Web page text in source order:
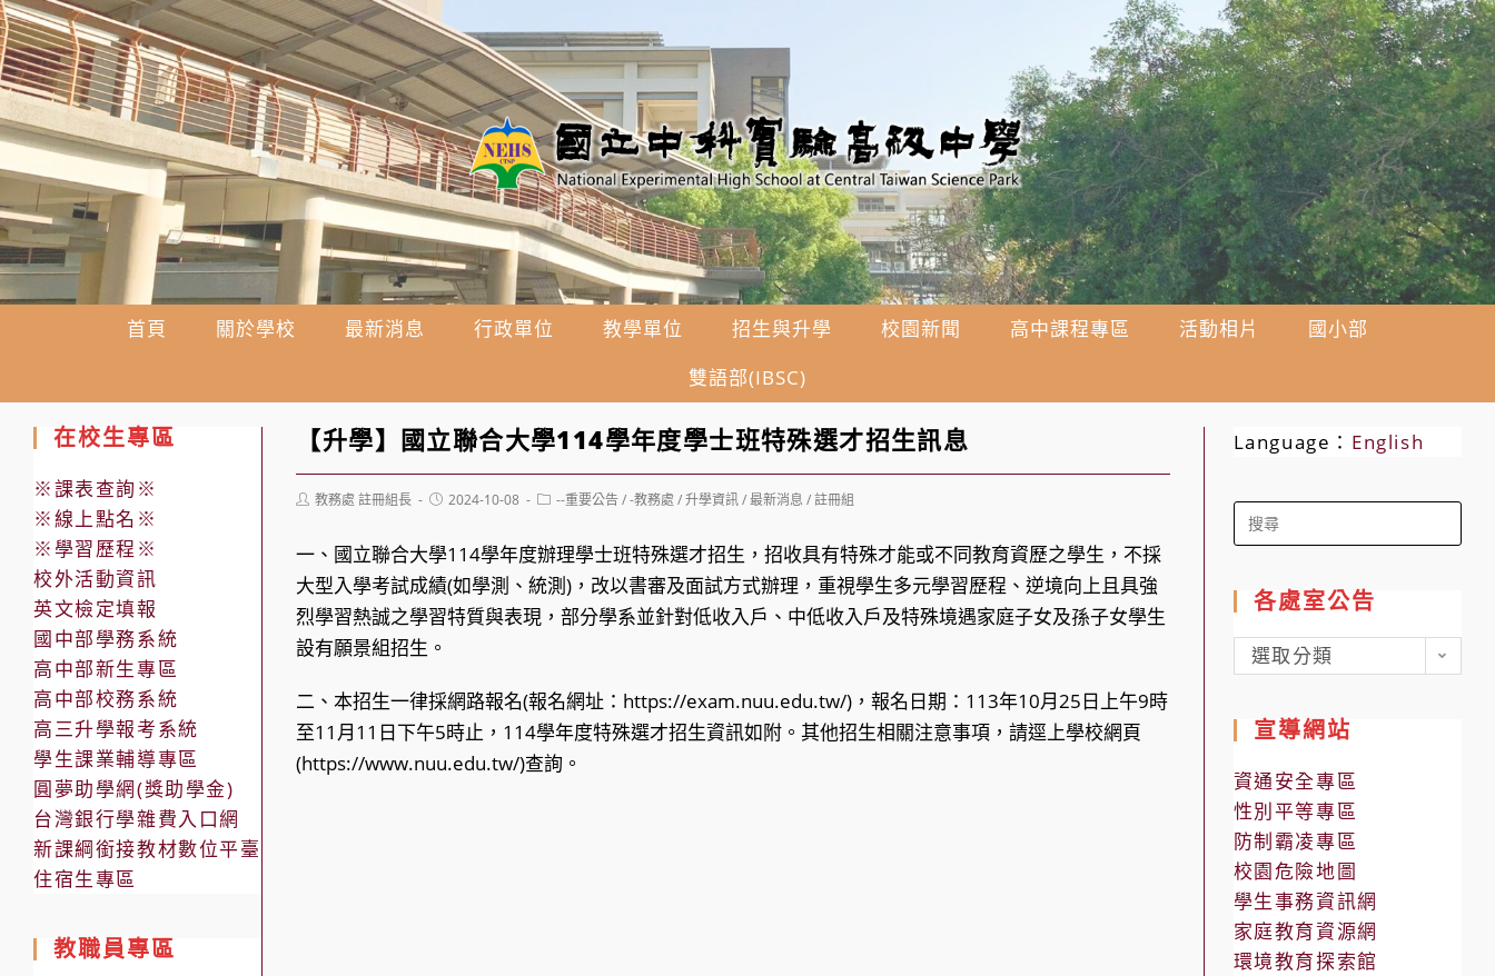
跳
轉
至
主
要
內
容
首頁 關於學校 最新消息 行政單位 教學單位 招生與升學 校園新聞 高中課程專區 活動相片
國小部
雙語部(IBSC)
【升學】國立聯合大學114學年度學士班特殊選才招生訊息
Post教務處 註冊組長
Post2024-10-08
Post--重要公告 / -教務處 / 升學資訊 / 最新消息 / 註冊組
一、國立聯合大學114學年度辦理學士班特殊選才招生，招收具有特殊才能或不同教育資歷之學生，不採
大型入學考試成績(如學測、統測)，改以書審及面試方式辦理，重視學生多元學習歷程、逆境向上且具強
烈學習熱誠之學習特質與表現，部分學系並針對低收入戶、中低收入戶及特殊境遇家庭子女及孫子女學生
設有願景組招生。
二、本招生一律採網路報名(報名網址：https://exam.nuu.edu.tw/)，報名日期：113年10月25日上午9時
至11月11日下午5時止，114學年度特殊選才招生資訊如附。其他招生相關注意事項，請逕上學校網頁
(https://www.nuu.edu.tw/)查詢。
在校生專區
※課表查詢※
※線上點名※
※學習歷程※
校外活動資訊
英文檢定填報
國中部學務系統
高中部新生專區
高中部校務系統
高三升學報考系統
學生課業輔導專區
圓夢助學網(獎助學金)
台灣銀行學雜費入口網
新課綱銜接教材數位平臺
住宿生專區
教職員專區
Language： English
Search
for:
各處室公告
各
處
公
告
選取分類
宣導網站
資通安全專區
性別平等專區
防制霸凌專區
校園危險地圖
學生事務資訊網
家庭教育資源網
環境教育探索館